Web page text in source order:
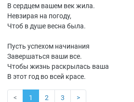
В сердцем вашем век жила.
Невзирая на погоду,
Чтоб в душе весна была.
Пусть успехом начинания
Завершаться ваши все.
Чтобы жизнь раскрылась ваша
В этот год во всей красе.
< 1 2 3 >